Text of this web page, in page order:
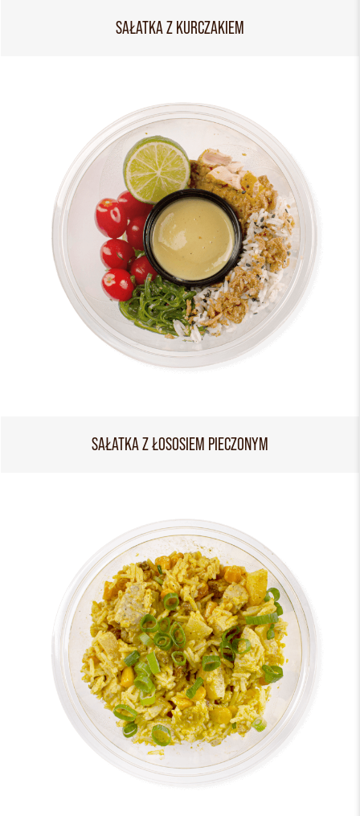
SAŁATKA Z KURCZAKIEM
SAŁATKA Z ŁOSOSIEM PIECZONYM